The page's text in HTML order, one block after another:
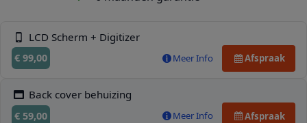
LCD Scherm + Digitizer
€ 99,00 Meer Info Afspraak
Back cover behuizing
€ 59,00 Meer Info Afspraak